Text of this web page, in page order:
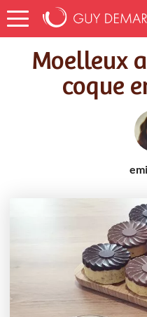
Accueil
Recettes
Moelleux au citron et sa coque
Moelleux
coque